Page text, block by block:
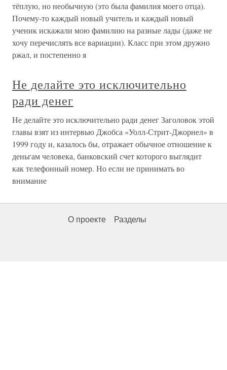
тёплую, но необычную (это была фамилия моего отца).
Почему-то каждый новый учитель и каждый новый
ученик искажали мою фамилию на разные лады (даже не
хочу перечислять все вариации). Класс при этом дружно
ржал, и постепенно я
Не делайте это исключительно
ради денег
Не делайте это исключительно ради денег Заголовок этой
главы взят из интервью Джобса «Уолл-Стрит-Джорнел» в
1999 году и, казалось бы, отражает обычное отношение к
деньгам человека, банковский счет которого выглядит
как телефонный номер. Но если не принимать во
внимание
О проекте Разделы